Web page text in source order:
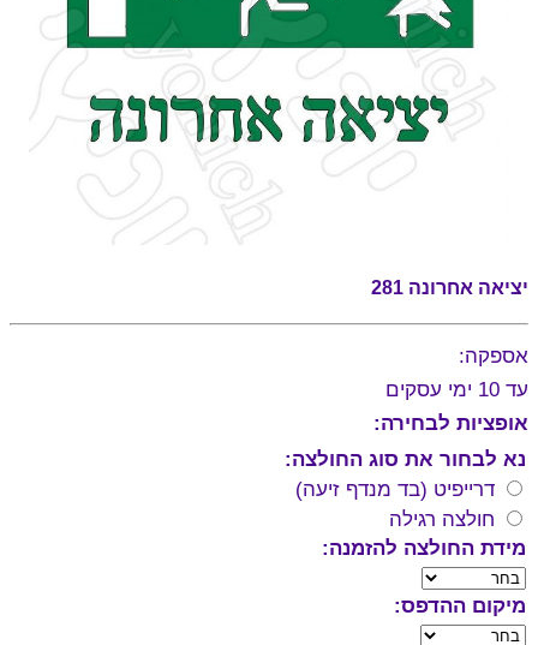
יציאה אחרונה 281
אספקה:
עד 10 ימי עסקים
אופציות לבחירה:
נא לבחור את סוג החולצה:
דרייפיט (בד מנדף זיעה)
חולצה רגילה
מידת החולצה להזמנה:
מיקום ההדפס: